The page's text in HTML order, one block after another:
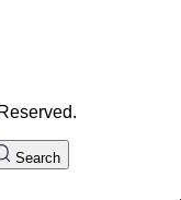
Search